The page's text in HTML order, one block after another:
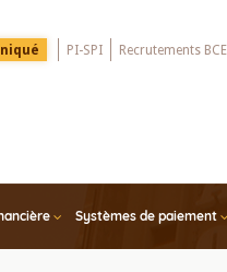
PI-SPI Recrutements
Systèmes de paiement